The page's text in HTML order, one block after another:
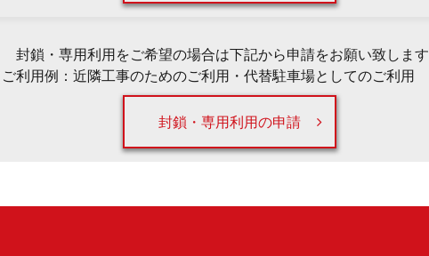
封鎖・専用利用をご希望の場合は下記から申請をお願い致しま
ご利用例：近隣工事のためのご利用・代替駐車場としてのご利用
封鎖・専用利用の申請